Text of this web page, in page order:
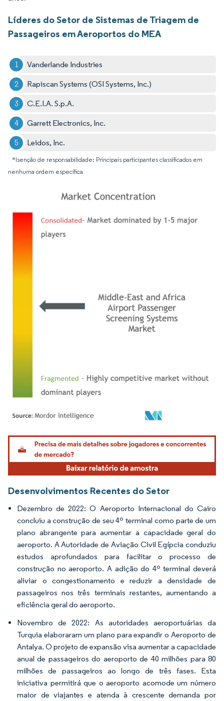
Líderes do Setor de Sistemas de Triagem de
Passageiros em Aeroportos do MEA
Vanderlande Industries
Rapiscan Systems (OSI Systems, Inc.)
C.E.I.A. S.p.A.
Garrett Electronics, Inc.
Leidos, Inc.
*Isenção de responsabilidade: Principais participantes classificados em
nenhuma ordem específica
Imagem © Mordor Intelligence. O reuso requer atribuição conforme CC BY 4.0.
Desenvolvimentos Recentes do Setor
Dezembro de 2022: O Aeroporto Internacional do Cairo
concluiu a construção de seu 4º terminal como parte de um
plano abrangente para aumentar a capacidade geral do
aeroporto. A Autoridade de Aviação Civil Egípcia conduziu
estudos aprofundados para facilitar o processo de
construção no aeroporto. A adição do 4º terminal deverá
aliviar o congestionamento e reduzir a densidade de
passageiros nos três terminais restantes, aumentando a
eficiência geral do aeroporto.
Novembro de 2022: As autoridades aeroportuárias da
Turquia elaboraram um plano para expandir o Aeroporto de
Antalya. O projeto de expansão visa aumentar a capacidade
anual de passageiros do aeroporto de 40 milhões para 80
milhões de passageiros ao longo de três fases. Esta
iniciativa permitirá que o aeroporto acomode um número
maior de viajantes e atenda à crescente demanda por